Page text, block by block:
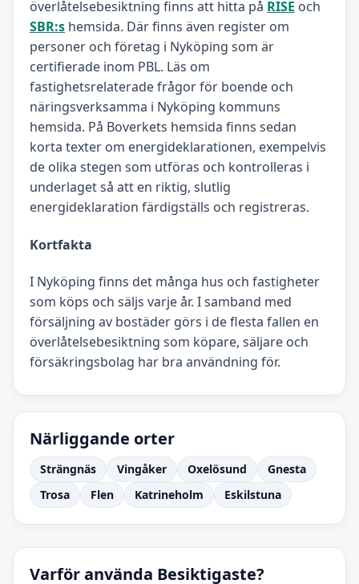
överlåtelsebesiktning finns att hitta på RISE och
SBR:s hemsida. Där finns även register om
personer och företag i Nyköping som är
certifierade inom PBL. Läs om
fastighetsrelaterade frågor för boende och
näringsverksamma i Nyköping kommuns
hemsida. På Boverkets hemsida finns sedan
korta texter om energideklarationen, exempelvis
de olika stegen som utföras och kontrolleras i
underlaget så att en riktig, slutlig
energideklaration färdigställs och registreras.
Kortfakta
I Nyköping finns det många hus och fastigheter
som köps och säljs varje år. I samband med
försäljning av bostäder görs i de flesta fallen en
överlåtelsebesiktning som köpare, säljare och
försäkringsbolag har bra användning för.
Närliggande orter
Strängnäs Vingåker Oxelösund
Gnesta
Trosa
Flen Katrineholm Eskilstuna
Varför använda Besiktigaste?